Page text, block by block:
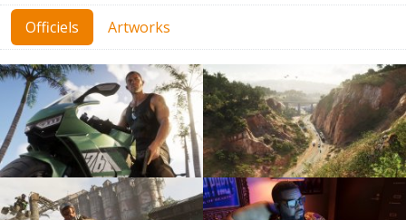
Officiels Artworks